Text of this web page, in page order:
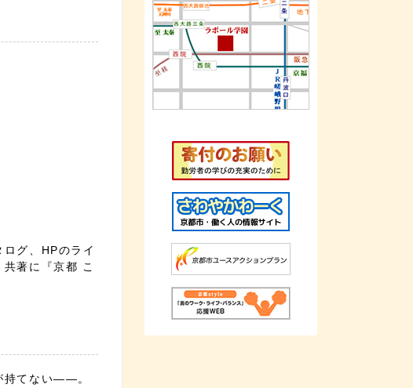
グ、HPのライ
著に『京都 こ
持てない——。